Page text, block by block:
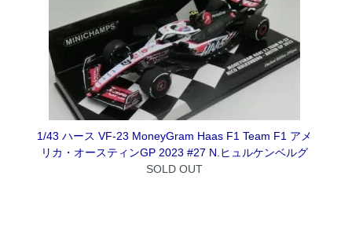
1/43 ハース VF-23 MoneyGram Haas F1 Team F1 アメ
リカ・オースティンGP 2023 #27 N.ヒュルケンベルグ
SOLD OUT